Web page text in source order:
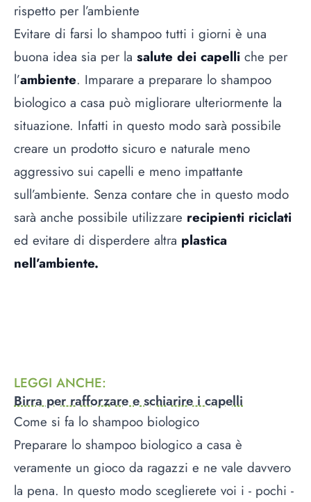
rispetto per l’ambiente
Evitare di farsi lo shampoo tutti i giorni è una
buona idea sia per la salute dei capelli che per
l’ambiente. Imparare a preparare lo shampoo
biologico a casa può migliorare ulteriormente la
situazione. Infatti in questo modo sarà possibile
creare un prodotto sicuro e naturale meno
aggressivo sui capelli e meno impattante
sull’ambiente. Senza contare che in questo modo
sarà anche possibile utilizzare recipienti riciclati
ed evitare di disperdere altra plastica
nell’ambiente.
LEGGI ANCHE:
Birra per rafforzare e schiarire i capelli
Come si fa lo shampoo biologico
Preparare lo shampoo biologico a casa è
veramente un gioco da ragazzi e ne vale davvero
la pena. In questo modo sceglierete voi i - pochi -